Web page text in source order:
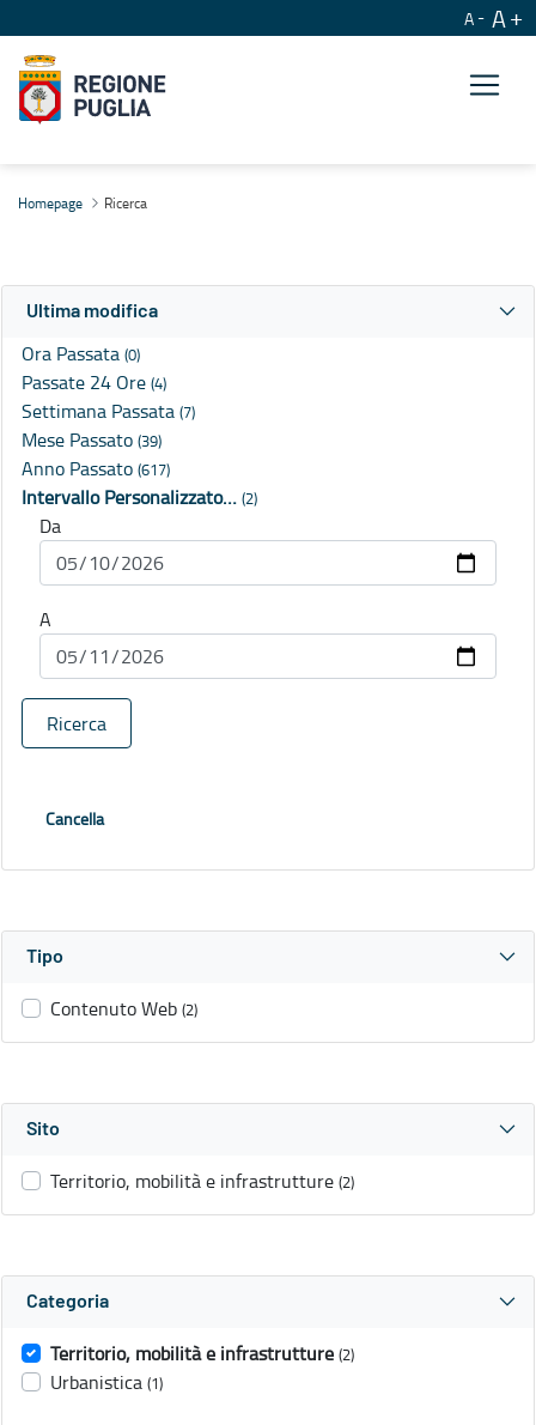
A A
Homepage Ricerca
Ultima modifica
Ora Passata (0)
Passate 24 Ore (4)
Settimana Passata (7)
Mese Passato (39)
Anno Passato (617)
Intervallo Personalizzato… (2)
Da
A
Ricerca
Cancella
Tipo
Contenuto Web (2)
Sito
Territorio, mobilità e infrastrutture (2)
Categoria
Territorio, mobilità e infrastrutture (2)
Urbanistica (1)